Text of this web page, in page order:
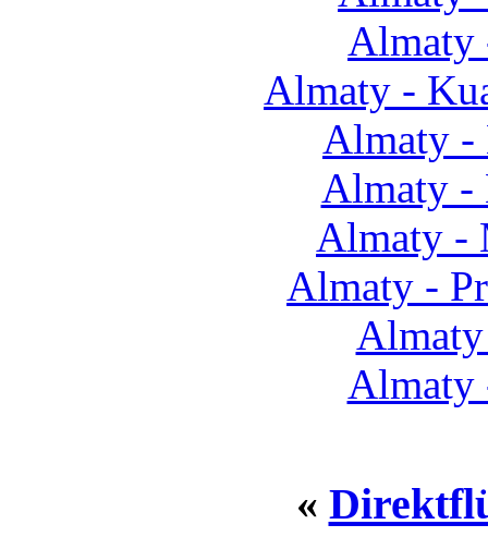
Almaty
Almaty -
Almaty -
Almaty -
Almaty -
Almaty -
Almaty
«